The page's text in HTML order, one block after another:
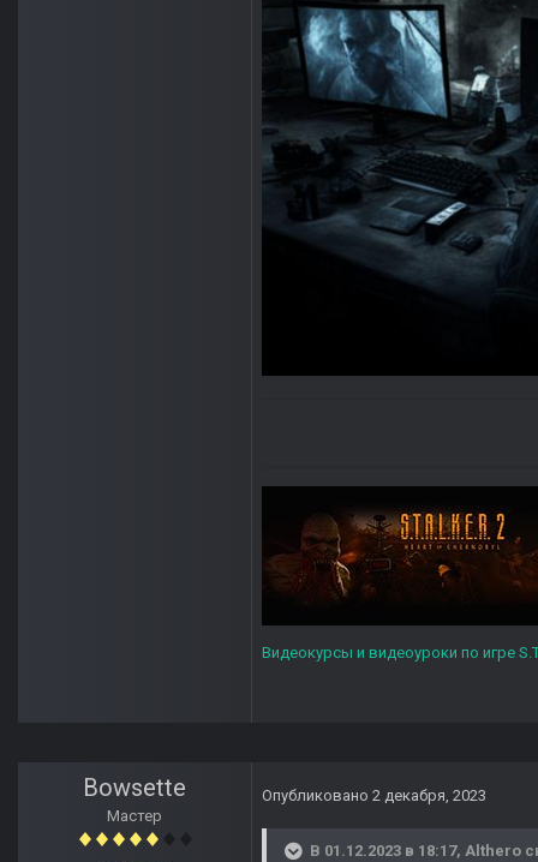
Видеокурсы и видеоуроки по игре
Bowsette
Мастер
Опубликовано 2 декабря, 2023
В 01.12.2023 в 18:17, Althero